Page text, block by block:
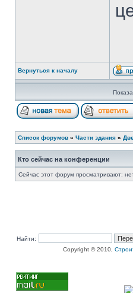
Вернуться к началу
Список форумов » Части здания »
Кто сейчас на конференции
Сейчас этот форум просматривают:
Найти:
Copyright © 2010,